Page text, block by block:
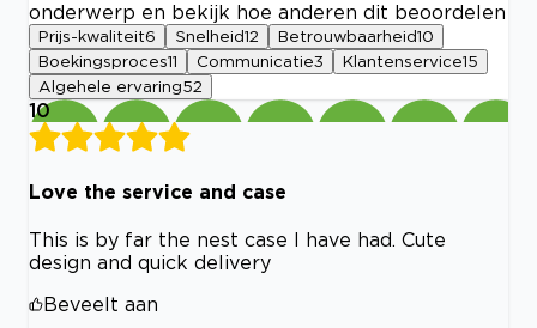
onderwerp en bekijk hoe anderen dit beoordelen
Prijs-kwaliteit6 Snelheid12 Betrouwbaarheid10
Boekingsproces11 Communicatie3 Klantenservice15
Algehele ervaring52
10
Love the service and case
This is by far the nest case I have had. Cute
design and quick delivery
Beveelt aan